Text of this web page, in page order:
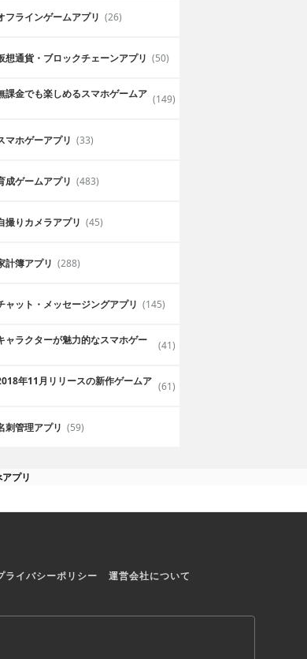
フラインゲームアプリ (26)
想通貨・ブロックチェーンアプリ (50)
課金でも楽しめるスマホゲームア (149)
マホゲーアプリ (33)
成ゲームアプリ (483)
撮りカメラアプリ (45)
計簿アプリ (288)
ャット・メッセージングアプリ (145)
ャラクターが魅力的なスマホゲー (41)
年11月リリースの新作ゲームア (61)
刺管理アプリ (59)
プリ
ライバシーポリシー 運営会社について